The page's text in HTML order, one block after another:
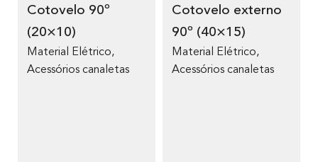
Cotovelo 90º
(20×10)
Material Elétrico,
Acessórios canaletas
Cotovelo externo
90º (40×15)
Material Elétrico,
Acessórios canaletas